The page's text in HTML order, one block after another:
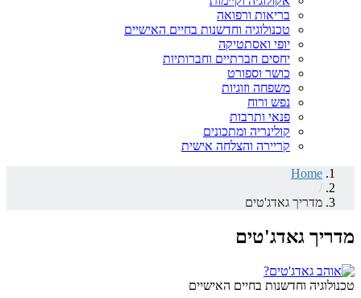
בריאות ורפואה
טכנולוגיה וחדשנות בחיים האישיים
יופי ואסתטיקה
יחסים חברתיים וחברותיות
כושר וספורט
משפחה וזוגיות
נפש ורוח
פנאי ותרבות
קולינריה ומתכונים
קריירה והצלחה אישית
Home
/
מדריך גאדג'טים
מדריך גאדג'טים
טכנולוגיה וחדשנות בחיים האישיים